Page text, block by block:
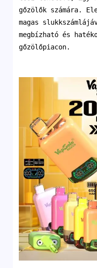
gőzölők számára.
magas
megbízható és
gőzölőpiacon.